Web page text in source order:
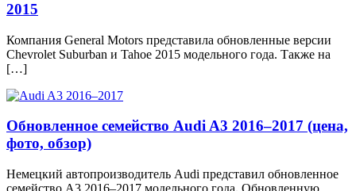
2015
Компания General Motors представила обновленные версии
Chevrolet Suburban и Tahoe 2015 модельного года. Также на
[…]
Обновленное семейство Audi A3 2016–2017 (цена,
фото, обзор)
Немецкий автопроизводитель Audi представил обновленное
семейство A3 2016–2017 модельного года. Обновленную